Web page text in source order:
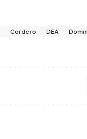
Cordero DEA